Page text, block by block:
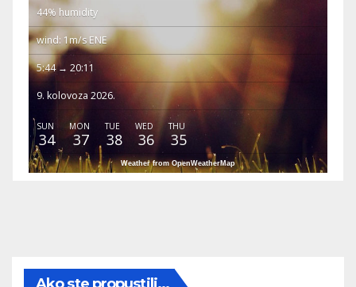
44% humidity
wind: 1m/s ENE
5:44 → 20:11
9. kolovoza 2026.
SUN
34
MON
37
TUE
38
WED
36
THU
35
Weather from OpenWeatherMap
Ako ste propustili...